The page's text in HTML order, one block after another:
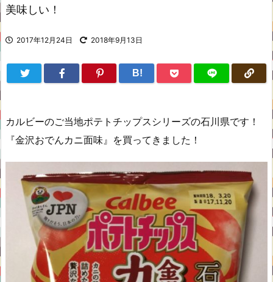
美味しい！
2017年12月24日 2018年9月13日
B!
カルビーのご当地ポテトチップスシリーズの石川県です！
『金沢おでんカニ面味』を買ってきました！